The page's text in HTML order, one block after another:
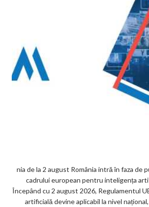
nia de la 2 august România intră în faza de
cadrului european pentru inteligența
Începând cu 2 august 2026, Regulamentul
artificială devine aplicabil la nivel